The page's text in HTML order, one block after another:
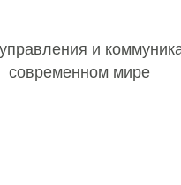
и
современном мире